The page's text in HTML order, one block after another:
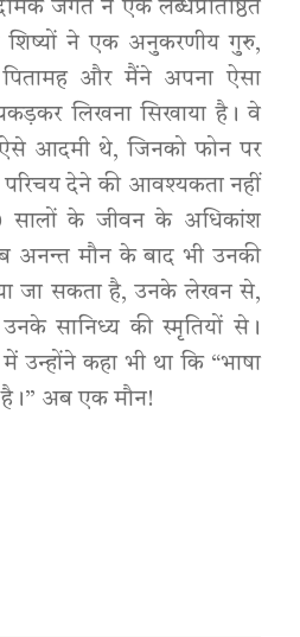
जगत ने एक लब्धप्रतिष्ठित
शिष्यों ने एक अनुकरणीय गुरु,
पितामह और मैंने अपना ऐसा
लिखना सिखाया है। वे
आदमी थे, जिनको फोन पर
परिचय देने की आवश्यकता नहीं
सालों के जीवन के अधिकांश
मौन के बाद भी उनकी
जा सकता है, उनके लेखन से,
सानिध्य की स्मृतियों से।
उन्होंने कहा भी था कि “भाषा
है।” अब एक मौन!